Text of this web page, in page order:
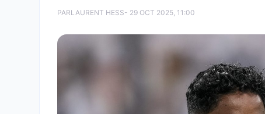
PARLAURENT HESS- 29 OCT 2025, 11:00